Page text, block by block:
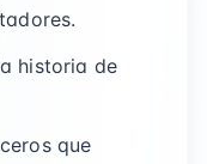
historia de
que